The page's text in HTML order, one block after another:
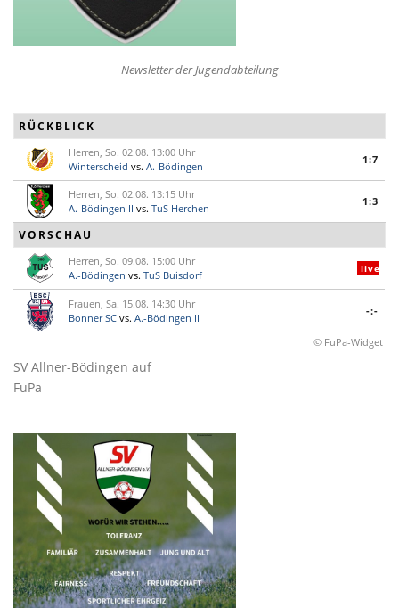
Newsletter der Jugendabteilung
RÜCKBLICK
Herren, So. 02.08. 13:00 Uhr
Winterscheid vs. A.-Bödingen
1:7
Herren, So. 02.08. 13:15 Uhr
A.-Bödingen II vs. TuS Herchen
1:3
VORSCHAU
Herren, So. 09.08. 15:00 Uhr
A.-Bödingen vs. TuS Buisdorf live
Frauen, Sa. 15.08. 14:30 Uhr
Bonner SC vs. A.-Bödingen II
-:-
© FuPa-Widget
SV Allner-Bödingen auf
FuPa